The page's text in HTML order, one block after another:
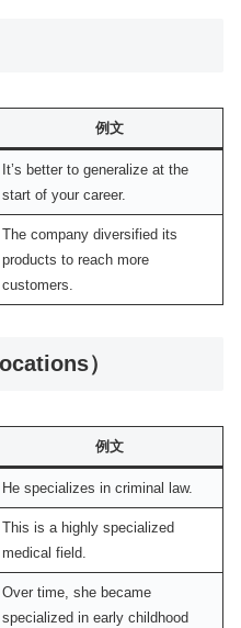
例文
It’s better to generalize at the
start of your career.
The company diversified its
products to reach more
customers.
）
例文
He specializes in criminal law.
This is a highly specialized
medical field.
Over time, she became
specialized in early childhood